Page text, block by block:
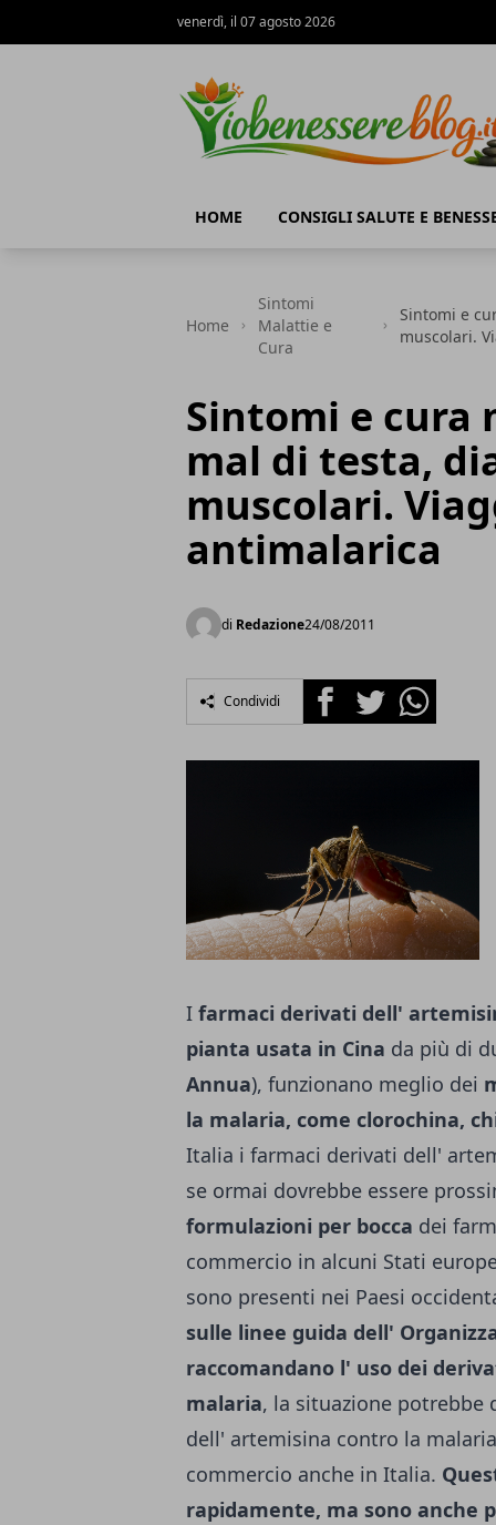
venerdì, il 07 agosto 2026
HOME CONSIGLI SALUTE E
Home
Sintomi
Malattie e
Cura
Sintomi e
muscolari.
Sintomi e cura
mal di testa,
muscolari.
antimalarica
di Redazione24/08/2011
Condividi FacebookTwitterWhatsapp
I farmaci derivati dell'
pianta usata in Cina da più di
Annua), funzionano meglio dei
la malaria, co­me clorochina,
Italia i farmaci derivati dell'
se ormai dovrebbe essere
formulazioni per bocca dei
commer­cio in alcuni Stati
sono presenti nei Paesi
sulle linee guida dell'
raccomandano l' uso dei
malaria, la situazione potrebbe
dell' artemisina contro la
commercio anche in Italia.
rapidamente, ma sono anche